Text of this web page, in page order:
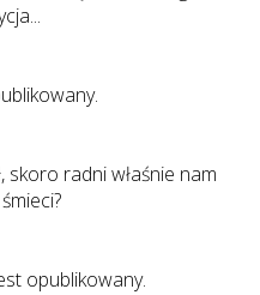
skoro radni właśnie nam
opublikowany.